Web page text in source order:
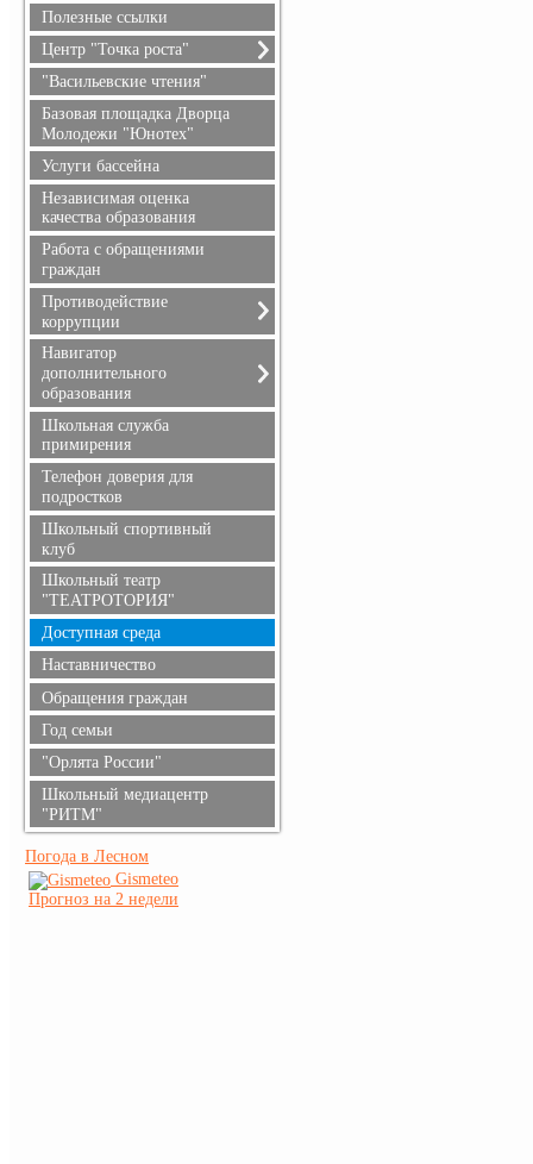
безопасность
Гражданская оборона
Полезные ссылки
Центр "Точка роста"
О центре "Точка роста"
Документы
Образовательные
программы
Педагоги
Материально-техническая
база
Мероприятия
Взаимодействие с
образовательными
организациями
Обратная связь (контакты,
социальные сети)
Достижения и результаты
обучающихся
"Васильевские чтения"
Базовая площадка Дворца
Молодежи "Юнотех"
Услуги бассейна
Независимая оценка
качества образования
Работа с обращениями
граждан
Противодействие
коррупции
Обращение руководителя
Телефоны доверия
Документы
Противодействие
коррупции
Навигатор
дополнительного
образования
Информация для родителей
Школьная служба
примирения
Телефон доверия для
подростков
Школьный спортивный
клуб
Школьный театр
"ТЕАТРОТОРИЯ"
Доступная среда
Наставничество
Обращения граждан
Год семьи
"Орлята России"
Школьный медиацентр
"РИТМ"
Погода в Лесном
Gismeteo
Прогноз на 2 недели